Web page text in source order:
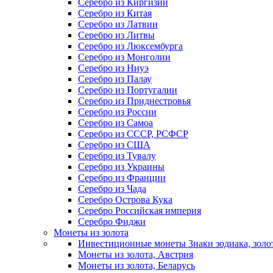
Серебро из Киргизии
Серебро из Китая
Серебро из Латвии
Серебро из Литвы
Серебро из Люксембурга
Серебро из Монголии
Серебро из Ниуэ
Серебро из Палау
Серебро из Португалии
Серебро из Приднестровья
Серебро из России
Серебро из Самоа
Серебро из СССР, РСФСР
Серебро из США
Серебро из Тувалу
Серебро из Украины
Серебро из Франции
Серебро из Чада
Серебро Острова Кука
Серебро Российская империя
Серебро Фиджи
Монеты из золота
Инвестиционные монеты Знаки зодиака,
Монеты из золота, Австрия
Монеты из золота, Беларусь